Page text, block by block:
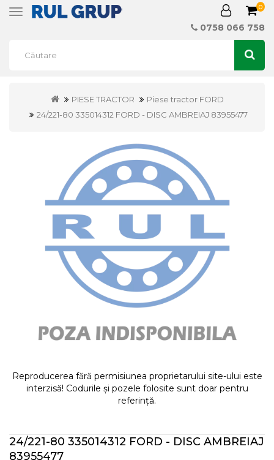
Toggle
0
0758 066 758
PIESE TRACTOR
Piese tractor FORD
24/221-80 335014312 FORD - DISC AMBREIAJ 83955477
Reproducerea fără permisiunea proprietarului site-ului este
interzisă! Codurile și pozele folosite sunt doar pentru
referință.
24/221-80 335014312 FORD - DISC AMBREIAJ
83955477